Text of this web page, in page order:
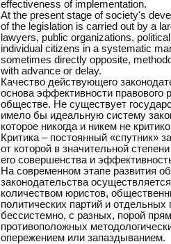
effectiveness of implementation.
At the present stage of society's
of the legislation is carried out by a
lawyers, public organizations,
individual citizens in a systematic
sometimes directly opposite,
with advance or delay.
Качество действующего
основа эффективности правового
обществе. Не существует
имело бы идеальную систему
которое никогда и никем не
Критика – постоянный «спутник»
от которой в значительной
его совершенства и
На современном этапе развития
законодательства
количеством юристов,
политических партий и отдельных
бессистемно, с разных, порой
противоположных
опережением или запаздыванием.